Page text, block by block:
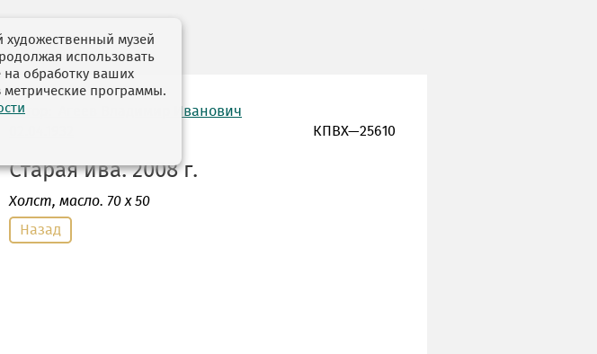
автор: Агеев Владимир Иванович
КПВХ—25610
Старая ива. 2008 г.
Холст, масло. 70 х 50
Назад
художественный музей
использовать
на обработку ваших
программы.